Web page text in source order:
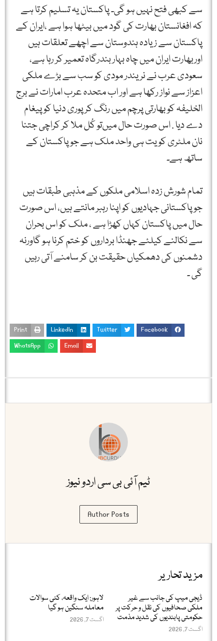
سے کبھی فتح نہیں ہو گی۔ پاکستان یہ تسلیم کرتا ہے
کہ افغانستان بھارت کی گود میں بیٹھا ہوا ہے ،ایران کے
پاکستان سے زیادہ ہندوستان سے اچھے تعلقات ہیں
اوربھارت ایران میں چاہ بہار بندرگاہ تعمیر کر رہا ہے،
سعودی عرب نے نریندر مودی کو سب سے بڑے ملکی
اعزاز سے نواز رکھا ہے اور اب متحدہ عرب امارات نے برج
الخلیفہ کو بھارتی پرچم میں رنگ کر پوری دنیا کو پیغام
دے دیا . اس صورت حال میں‌تو کُل ملا کر کراچی جتنا
نان ملٹری کویت ہی واحد ملک ہے جو پاکستان کے
ساتھ ہے۔
تمام شورش زدہ اسلامی ملکوں کے مذہبی طبقات ہیں
جو پاکستانی جہادیوں کو اپنا رہبر مانتے ہیں، اس صورت
حال میں پاکستان کہاں کھڑا ہے ، ملک کو اس بحران
سے نکالنے کیلئے جھنڈا برداروں کو ختم کرنا ہو گاورنہ
دشمنوں کی دھمکیاں حقیقت بن کر سامنے آتی رہیں
گی ۔
Facebook
Twitter
LinkedIn
Print
Email
WhatsApp
ٹیم آئی بی سی اردو نیوز
Author Posts
مزید تحاریر
ڈیجی میپ کی جانب سے غیر
ملکی صحافیوں کی نقل و حرکت پر
حکومتی پابندیوں کی شدید مذمت
اگست 7, 2026
لاہور: ایک واقعہ، کئی سوالات
معاملہ سنگین ہو گیا
اگست 7, 2026